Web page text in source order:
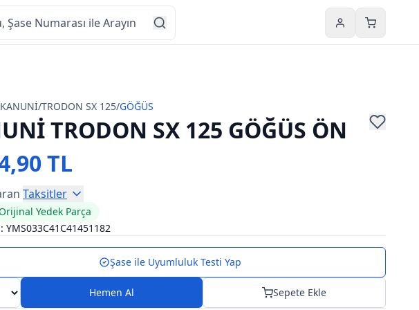
HesabımSepetim
KANUNİ/TRODON SX 125/GÖĞÜS
TRODON SX 125 GÖĞÜS ÖN
TL
Taksitler
Yedek Parça
YMS033C41C41451182
Şase ile Uyumluluk Testi Yap
Hemen Al Sepete Ekle